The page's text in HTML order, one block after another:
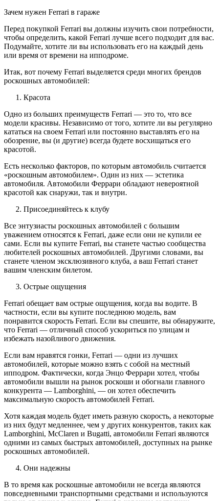
Зачем нужен Ferrari в гараже
Перед покупкой Ferrari вы должны изучить свои потребности,
чтобы определить, какой Ferrari лучше всего подходит для вас.
Подумайте, хотите ли вы использовать его на каждый день
или время от времени на ипподроме.
Итак, вот почему Ferrari выделяется среди многих брендов
роскошных автомобилей:
Красота
Одно из больших преимуществ Ferrari — это то, что все
модели красивы. Независимо от того, хотите ли вы регулярно
кататься на своем Ferrari или постоянно выставлять его на
обозрение, вы (и другие) всегда будете восхищаться его
красотой.
Есть несколько факторов, по которым автомобиль считается
«роскошным автомобилем». Один из них — эстетика
автомобиля. Автомобили Феррари обладают невероятной
красотой как снаружи, так и внутри.
Присоединяйтесь к клубу
Все энтузиасты роскошных автомобилей с большим
уважением относятся к Ferrari, даже если они не купили ее
сами. Если вы купите Ferrari, вы станете частью сообщества
любителей роскошных автомобилей. Другими словами, вы
станете членом эксклюзивного клуба, а ваш Ferrari станет
вашим членским билетом.
Острые ощущения
Ferrari обещает вам острые ощущения, когда вы водите. В
частности, если вы купите последнюю модель, вам
понравится скорость Ferrari. Если вы спешите, вы обнаружите,
что Ferrari — отличный способ ускориться по улицам и
избежать назойливого движения.
Если вам нравятся гонки, Ferrari — одни из лучших
автомобилей, которые можно взять с собой на местный
ипподром. Фактически, когда Энцо Феррари хотел, чтобы
автомобили вышли на рынок роскоши и обогнали главного
конкурента — Lamborghini, — он хотел обеспечить
максимальную скорость автомобилей Ferrari.
Хотя каждая модель будет иметь разную скорость, а некоторые
из них будут медленнее, чем у других конкурентов, таких как
Lamborghini, McClaren и Bugatti, автомобили Ferrari являются
одними из самых быстрых автомобилей, доступных на рынке
роскошных автомобилей.
Они надежны
В то время как роскошные автомобили не всегда являются
повседневными транспортными средствами и используются